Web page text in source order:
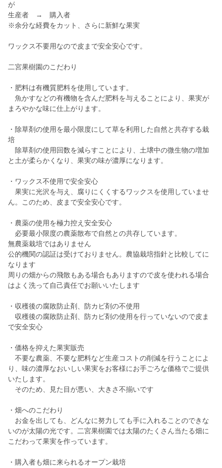
が
生産者 → 購入者
※余分な経費をカット、さらに新鮮な果実
ワックス不要用なので皮まで安全安心です。
二宮果樹園のこだわり
・肥料は有機質肥料を使用しています。
魚かすなどの有機物を含んだ肥料を与えることにより、果実が
まろやかな味に仕上がります。
・除草剤の使用を最小限度にして草を利用した自然と共存する栽
培
除草剤の使用回数を減らすことにより、土壌中の微生物の増加
と土が柔らかくなり、果実の味が濃厚になります。
・ワックス不使用で安全安心
果実に光沢を与え、腐りにくくするワックスを使用していませ
ん。このため、皮まで安全安心です。
・農薬の使用を極力控え安全安心
必要最小限度の農薬散布で自然との共存しています。
無農薬栽培ではありません
公的機関の認証は受けておりません。農協栽培指針と比較してに
なります
周りの畑からの飛散もある場合もありますので皮を使われる場合
はよく洗って自己責任でお願いいたします
・収穫後の腐敗防止剤、防カビ剤の不使用
収穫後の腐敗防止剤、防カビ剤の使用を行っていないので皮ま
で安全安心
・価格を抑えた果実販売
不要な農薬、不要な肥料など生産コストの削減を行うことによ
り、味の濃厚なおいしい果実をお客様にお手ごろな価格でご提供
いたします。
そのため、見た目が悪い、大きさ不揃いです
・畑へのこだわり
お金を出しても、どんなに努力しても手に入れることのできな
いのが太陽の光です。二宮果樹園では太陽のたくさん当たる畑に
こだわって果実を作っています。
・購入者も畑に来られるオープン栽培